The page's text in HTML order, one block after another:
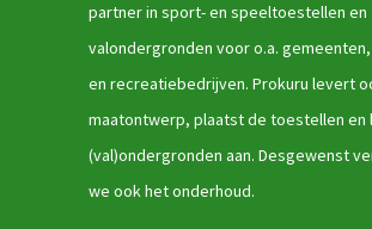
partner in sport- en speeltoestellen en
valondergronden voor o.a.
en recreatiebedrijven. Prokuru levert
maatontwerp, plaatst de toestellen en
(val)ondergronden aan. Desgewenst
we ook het onderhoud.